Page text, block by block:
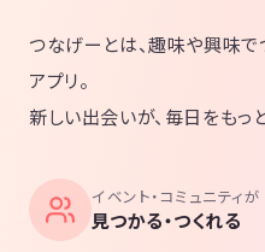
つなげーとは、趣味や興味で
アプリ。
新しい出会いが、毎日をもっと
イベント・コミュニティが
見つかる・つくれる